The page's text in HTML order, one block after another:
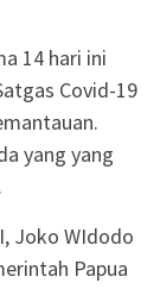
14 hari ini
Covid-19
yang yang
Joko WIdodo
Papua